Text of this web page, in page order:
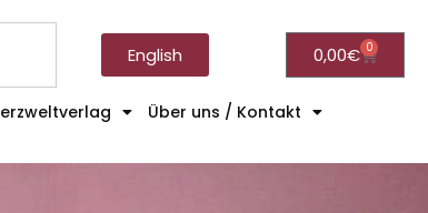
English 0,00€ 0
Über uns / Kontakt